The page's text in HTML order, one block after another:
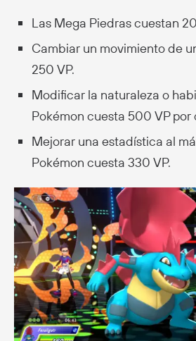
Las Mega Piedras cuestan
Cambiar un movimiento de
250 VP.
Modificar la naturaleza o
Pokémon cuesta 500 VP por
Mejorar una estadística al
Pokémon cuesta 330 VP.